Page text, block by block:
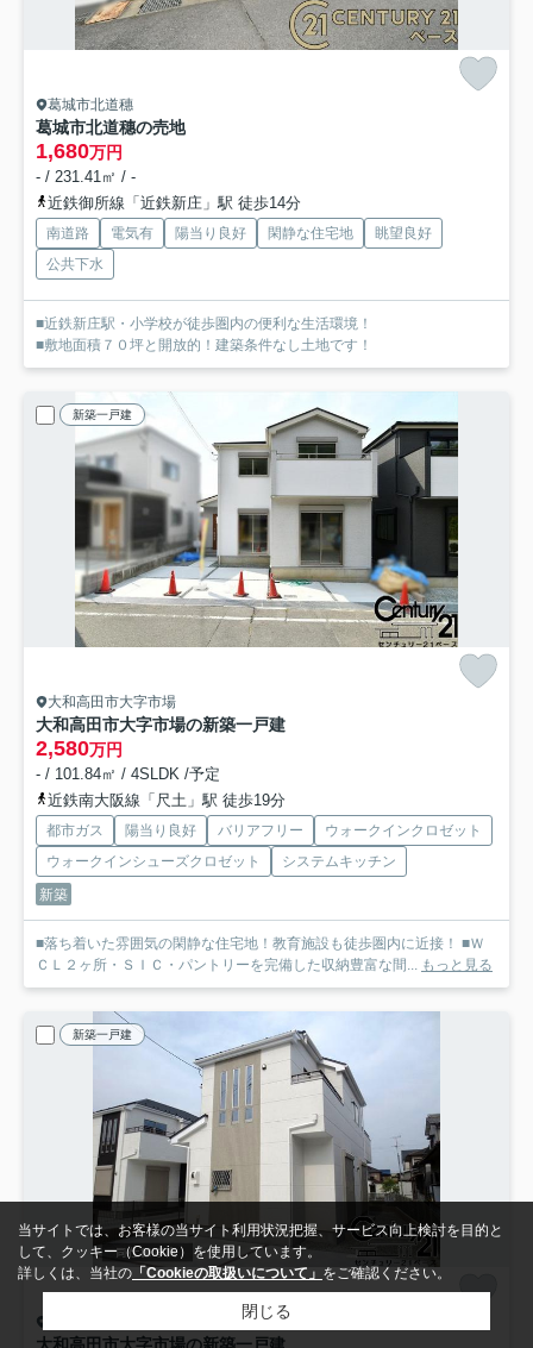
葛城市北道穗
葛城市北道穗の売地
1,680万円
- / 231.41㎡ / -
近鉄御所線「近鉄新庄」駅 徒歩14分
南道路 電気有 陽当り良好 閑静な住宅地
眺望良好
公共下水
■近鉄新庄駅・小学校が徒歩圏内の便利な生活環境！
■敷地面積７０坪と開放的！建築条件なし土地です！
新築一戸建
大和高田市大字市場
大和高田市大字市場の新築一戸建
2,580万円
- / 101.84㎡ / 4SLDK /予定
近鉄南大阪線「尺土」駅 徒歩19分
都市ガス 陽当り良好 バリアフリー
ウォークインクロゼット
ウォークインシューズクロゼット
システムキッチン
新築
■落ち着いた雰囲気の閑静な住宅地！教育施設も徒歩圏内に近接！ ■Ｗ
ＣＬ２ヶ所・ＳＩＣ・パントリーを完備した収納豊富な間... もっと見る
新築一戸建
当サイトでは、お客様の当サイト利用状況把握、サービス向上検討を目的と
して、クッキー（Cookie）を使用しています。
詳しくは、当社の 「Cookieの取扱いについて」 をご確認ください。
閉じる